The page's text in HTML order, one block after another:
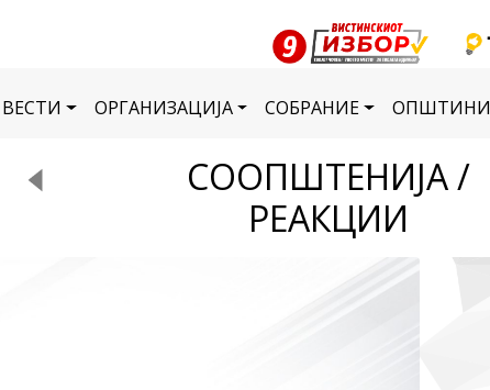
ВЕСТИ ОРГАНИЗАЦИЈА СОБРАНИЕ ОПШТИНИ
СООПШТЕНИЈА /
РЕАКЦИИ